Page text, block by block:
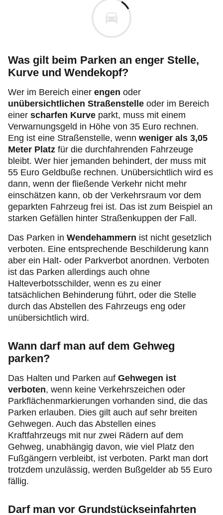
Was gilt beim Parken an enger Stelle,
Kurve und Wendekopf?
Wer im Bereich einer engen oder
unübersichtlichen Straßenstelle oder im Bereich
einer scharfen Kurve parkt, muss mit einem
Verwarnungsgeld in Höhe von 35 Euro rechnen.
Eng ist eine Straßenstelle, wenn weniger als 3,05
Meter Platz für die durchfahrenden Fahrzeuge
bleibt. Wer hier jemanden behindert, der muss mit
55 Euro Geldbuße rechnen. Unübersichtlich wird es
dann, wenn der fließende Verkehr nicht mehr
einschätzen kann, ob der Verkehrsraum vor dem
geparkten Fahrzeug frei ist. Das ist zum Beispiel an
starken Gefällen hinter Straßenkuppen der Fall.
Das Parken in Wendehammern ist nicht gesetzlich
verboten. Eine entsprechende Beschilderung kann
aber ein Halt- oder Parkverbot anordnen. Verboten
ist das Parken allerdings auch ohne
Halteverbotsschilder, wenn es zu einer
tatsächlichen Behinderung führt, oder die Stelle
durch das Abstellen des Fahrzeugs eng oder
unübersichtlich wird.
Wann darf man auf dem Gehweg
parken?
Das Halten und Parken auf Gehwegen ist
verboten, wenn keine Verkehrszeichen oder
Parkflächenmarkierungen vorhanden sind, die das
Parken erlauben. Dies gilt auch auf sehr breiten
Gehwegen. Auch das Abstellen eines
Kraftfahrzeugs mit nur zwei Rädern auf dem
Gehweg, unabhängig davon, wie viel Platz den
Fußgängern verbleibt, ist verboten. Parkt man dort
trotzdem unzulässig, werden Bußgelder ab 55 Euro
fällig.
Darf man vor Grundstückseinfahrten